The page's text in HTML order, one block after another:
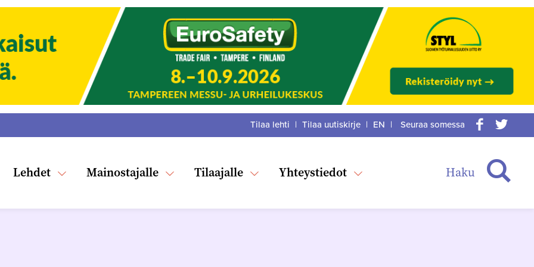
Lehdet Mainostajalle Tilaajalle Yhteystiedot Haku
Tilaa lehti | Tilaa uutiskirje | EN |
Seuraa somessa
:Facebook
Twitter